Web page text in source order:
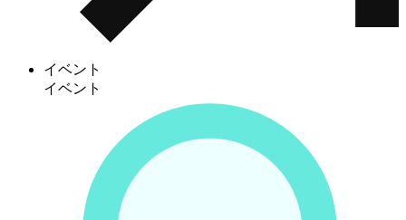
イベント
イベント